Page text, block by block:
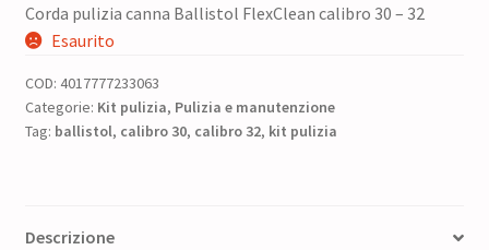
prezzo
originale
era:
42,00 €.
prezzo
è:
35,70 €.
Corda pulizia canna Ballistol FlexClean calibro 30 – 32
Esaurito
COD: 4017777233063
Categorie: Kit pulizia, Pulizia e manutenzione
Tag: ballistol, calibro 30, calibro 32, kit pulizia
Descrizione